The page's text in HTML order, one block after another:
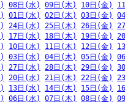
08日(水) 09日(木) 10日(金)
01日(水) 02日(木) 03日(金)
24日(水) 25日(木) 26日(金)
17日(水) 18日(木) 19日(金)
10日(水) 11日(木) 12日(金)
03日(水) 04日(木) 05日(金)
27日(水) 28日(木) 29日(金)
20日(水) 21日(木) 22日(金)
13日(水) 14日(木) 15日(金)
06日(水) 07日(木) 08日(金)